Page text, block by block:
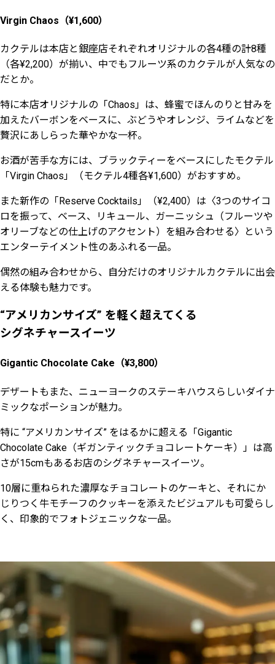
Virgin Chaos（¥1,600）
カクテルは本店と銀座店それぞれオリジナルの各4種の計8種
（各¥2,200）が揃い、中でもフルーツ系のカクテルが人気なの
だとか。
特に本店オリジナルの「Chaos」は、蜂蜜でほんのりと甘みを
加えたバーボンをベースに、ぶどうやオレンジ、ライムなどを
贅沢にあしらった華やかな一杯。
お酒が苦手な方には、ブラックティーをベースにしたモクテル
「Virgin Chaos」（モクテル4種各¥1,600）がおすすめ。
また新作の「Reserve Cocktails」（¥2,400）は〈3つのサイコ
ロを振って、ベース、リキュール、ガーニッシュ（フルーツや
オリーブなどの仕上げのアクセント）を組み合わせる〉という
エンターテイメント性のあふれる一品。
偶然の組み合わせから、自分だけのオリジナルカクテルに出会
える体験も魅力です。
“アメリカンサイズ” を軽く超えてくる
シグネチャースイーツ
Gigantic Chocolate Cake（¥3,800）
デザートもまた、ニューヨークのステーキハウスらしいダイナ
ミックなポーションが魅力。
特に “アメリカンサイズ” をはるかに超える「Gigantic
Chocolate Cake（ギガンティックチョコレートケーキ）」は高
さが15cmもあるお店のシグネチャースイーツ。
10層に重ねられた濃厚なチョコレートのケーキと、それにか
じりつく牛モチーフのクッキーを添えたビジュアルも可愛らし
く、印象的でフォトジェニックな一品。